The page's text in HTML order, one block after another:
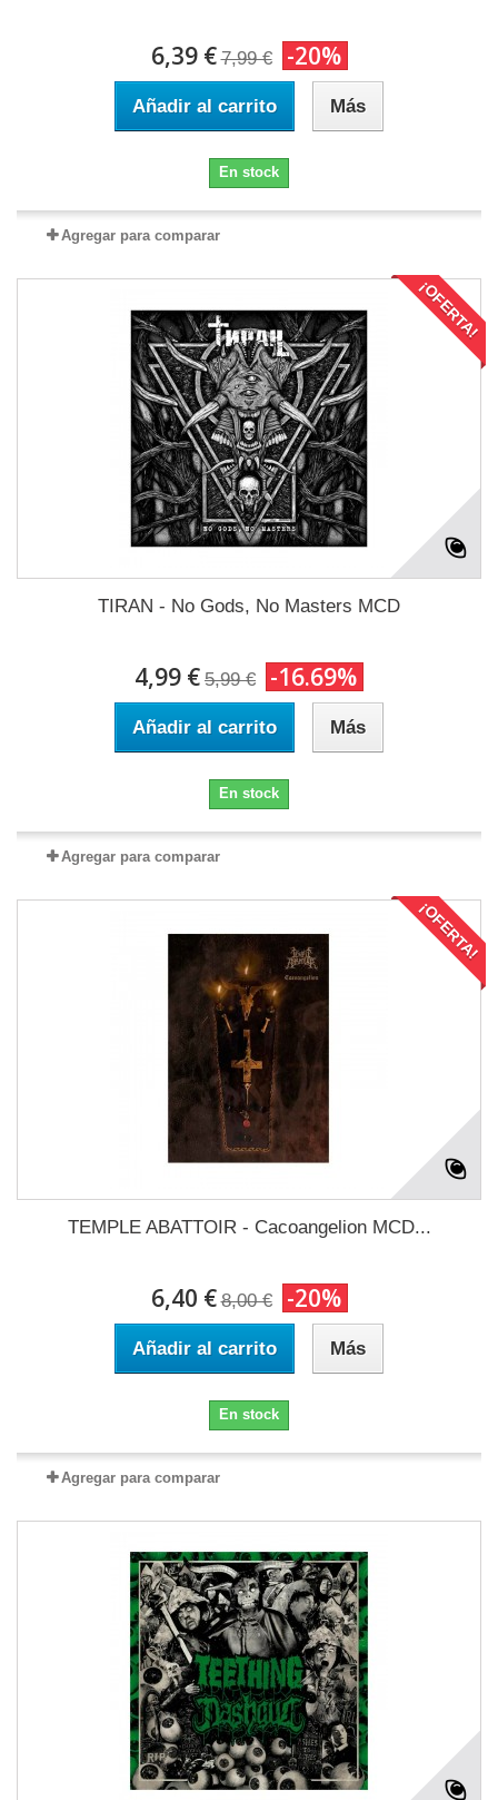
6,39 € 7,99 € -20%
Añadir al carrito Más
En stock
Agregar para comparar
¡OFERTA!
TIRAN - No Gods, No Masters MCD
4,99 € 5,99 € -16.69%
Añadir al carrito Más
En stock
Agregar para comparar
¡OFERTA!
TEMPLE ABATTOIR - Cacoangelion MCD...
6,40 € 8,00 € -20%
Añadir al carrito Más
En stock
Agregar para comparar